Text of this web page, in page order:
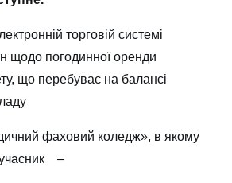
торговій системі
щодо погодинної оренди
що перебуває на балансі
фаховий коледж», в якому
учасник –